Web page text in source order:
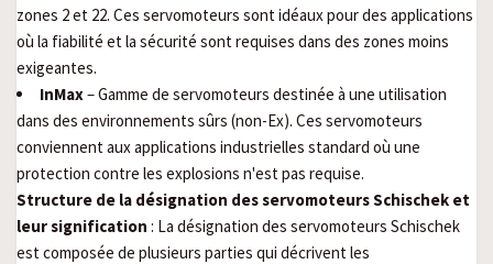
zones 2 et 22. Ces servomoteurs sont idéaux pour des applications
où la fiabilité et la sécurité sont requises dans des zones moins
exigeantes.
InMax– Gamme de servomoteurs destinée à une utilisation
dans des environnements sûrs (non-Ex). Ces servomoteurs
conviennent aux applications industrielles standard où une
protection contre les explosions n'est pas requise.
Structure de la désignation des servomoteurs Schischek et
leur signification : La désignation des servomoteurs Schischek
est composée de plusieurs parties qui décrivent les